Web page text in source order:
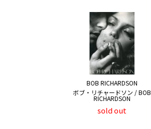
BOB RICHARDSON
ボブ・リチャードソン / BOB
RICHARDSON
sold out